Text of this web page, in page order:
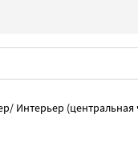
/ Интерьер (центральная